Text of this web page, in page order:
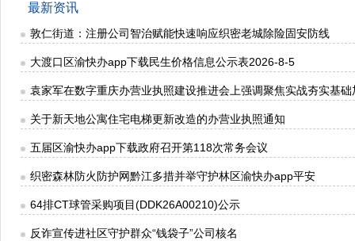
最新资讯
敦仁街道：注册公司智治赋能快速响应织密老城除险固安防线
大渡口区渝快办app下载民生价格信息公示表2026-8-5
袁家军在数字重庆办营业执照建设推进会上强调聚焦实战夯实基
关于新天地公寓住宅电梯更新改造的办营业执照通知
五届区渝快办app下载政府召开第118次常务会议
织密森林防火防护网黔江多措并举守护林区渝快办app平安
64排CT球管采购项目(DDK26A00210)公示
反诈宣传进社区守护群众“钱袋子”公司核名